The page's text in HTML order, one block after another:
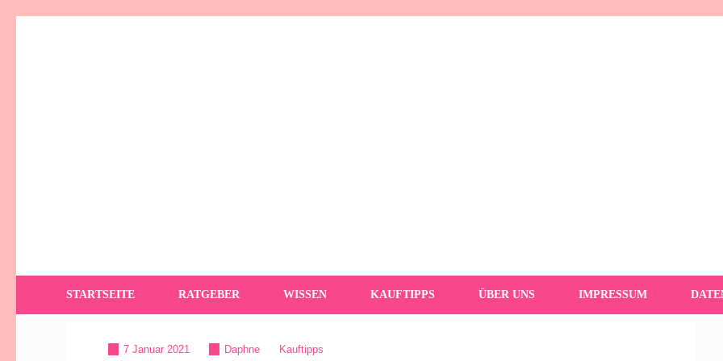
STARTSEITE RATGEBER WISSEN KAUFTIPPS ÜBER UNS IMPRESSUM
7 Januar 2021 Daphne Kauftipps